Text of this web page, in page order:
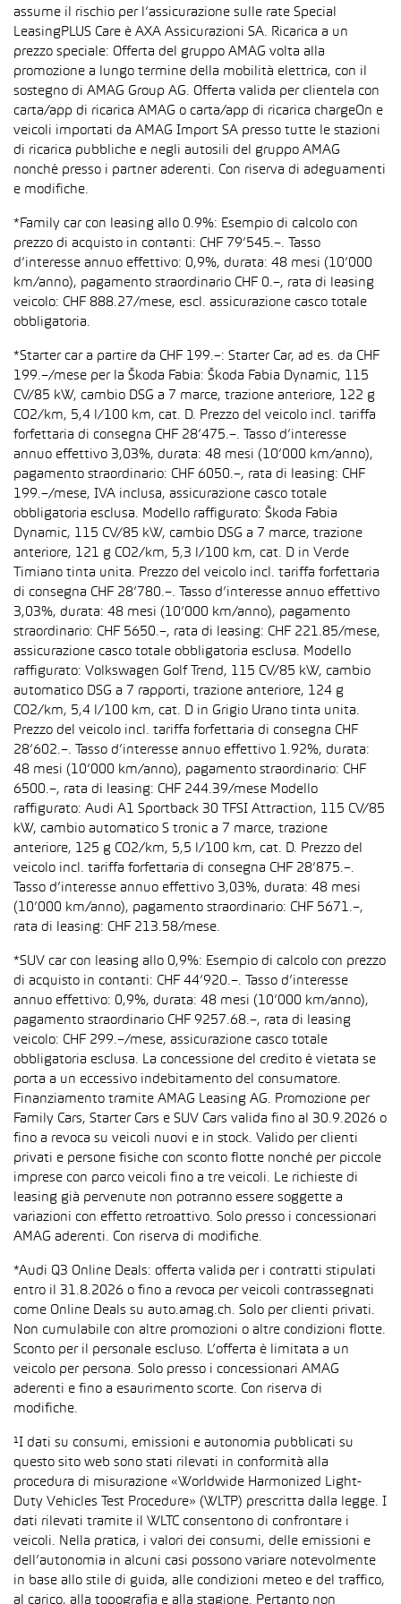
assume il rischio per l’assicurazione sulle rate Special
LeasingPLUS Care è AXA Assicurazioni SA. Ricarica a un
prezzo speciale: Offerta del gruppo AMAG volta alla
promozione a lungo termine della mobilità elettrica, con il
sostegno di AMAG Group AG. Offerta valida per clientela con
carta/app di ricarica AMAG o carta/app di ricarica chargeOn e
veicoli importati da AMAG Import SA presso tutte le stazioni
di ricarica pubbliche e negli autosili del gruppo AMAG
nonché presso i partner aderenti. Con riserva di adeguamenti
e modifiche.
*Family car con leasing allo 0.9%: Esempio di calcolo con
prezzo di acquisto in contanti: CHF 79’545.–. Tasso
d’interesse annuo effettivo: 0,9%, durata: 48 mesi (10’000
km/anno), pagamento straordinario CHF 0.–, rata di leasing
veicolo: CHF 888.27/mese, escl. assicurazione casco totale
obbligatoria.
*Starter car a partire da CHF 199.–: Starter Car, ad es. da CHF
199.–/mese per la Škoda Fabia: Škoda Fabia Dynamic, 115
CV/85 kW, cambio DSG a 7 marce, trazione anteriore, 122 g
CO2/km, 5,4 l/100 km, cat. D. Prezzo del veicolo incl. tariffa
forfettaria di consegna CHF 28’475.–. Tasso d’interesse
annuo effettivo 3,03%, durata: 48 mesi (10’000 km/anno),
pagamento straordinario: CHF 6050.–, rata di leasing: CHF
199.–/mese, IVA inclusa, assicurazione casco totale
obbligatoria esclusa. Modello raffigurato: Škoda Fabia
Dynamic, 115 CV/85 kW, cambio DSG a 7 marce, trazione
anteriore, 121 g CO2/km, 5,3 l/100 km, cat. D in Verde
Timiano tinta unita. Prezzo del veicolo incl. tariffa forfettaria
di consegna CHF 28’780.–. Tasso d’interesse annuo effettivo
3,03%, durata: 48 mesi (10’000 km/anno), pagamento
straordinario: CHF 5650.–, rata di leasing: CHF 221.85/mese,
assicurazione casco totale obbligatoria esclusa. Modello
raffigurato: Volkswagen Golf Trend, 115 CV/85 kW, cambio
automatico DSG a 7 rapporti, trazione anteriore, 124 g
CO2/km, 5,4 l/100 km, cat. D in Grigio Urano tinta unita.
Prezzo del veicolo incl. tariffa forfettaria di consegna CHF
28’602.–. Tasso d’interesse annuo effettivo 1.92%, durata:
48 mesi (10’000 km/anno), pagamento straordinario: CHF
6500.–, rata di leasing: CHF 244.39/mese Modello
raffigurato: Audi A1 Sportback 30 TFSI Attraction, 115 CV/85
kW, cambio automatico S tronic a 7 marce, trazione
anteriore, 125 g CO2/km, 5,5 l/100 km, cat. D. Prezzo del
veicolo incl. tariffa forfettaria di consegna CHF 28’875.–.
Tasso d’interesse annuo effettivo 3,03%, durata: 48 mesi
(10’000 km/anno), pagamento straordinario: CHF 5671.–,
rata di leasing: CHF 213.58/mese.
*SUV car con leasing allo 0,9%: Esempio di calcolo con prezzo
di acquisto in contanti: CHF 44’920.–. Tasso d’interesse
annuo effettivo: 0,9%, durata: 48 mesi (10’000 km/anno),
pagamento straordinario CHF 9257.68.–, rata di leasing
veicolo: CHF 299.–/mese, assicurazione casco totale
obbligatoria esclusa. La concessione del credito è vietata se
porta a un eccessivo indebitamento del consumatore.
Finanziamento tramite AMAG Leasing AG. Promozione per
Family Cars, Starter Cars e SUV Cars valida fino al 30.9.2026 o
fino a revoca su veicoli nuovi e in stock. Valido per clienti
privati e persone fisiche con sconto flotte nonché per piccole
imprese con parco veicoli fino a tre veicoli. Le richieste di
leasing già pervenute non potranno essere soggette a
variazioni con effetto retroattivo. Solo presso i concessionari
AMAG aderenti. Con riserva di modifiche.
*Audi Q3 Online Deals: offerta valida per i contratti stipulati
entro il 31.8.2026 o fino a revoca per veicoli contrassegnati
come Online Deals su auto.amag.ch. Solo per clienti privati.
Non cumulabile con altre promozioni o altre condizioni flotte.
Sconto per il personale escluso. L’offerta è limitata a un
veicolo per persona. Solo presso i concessionari AMAG
aderenti e fino a esaurimento scorte. Con riserva di
modifiche.
¹I dati su consumi, emissioni e autonomia pubblicati su
questo sito web sono stati rilevati in conformità alla
procedura di misurazione «Worldwide Harmonized Light-
Duty Vehicles Test Procedure» (WLTP) prescritta dalla legge. I
dati rilevati tramite il WLTC consentono di confrontare i
veicoli. Nella pratica, i valori dei consumi, delle emissioni e
dell’autonomia in alcuni casi possono variare notevolmente
in base allo stile di guida, alle condizioni meteo e del traffico,
al carico, alla topografia e alla stagione. Pertanto non